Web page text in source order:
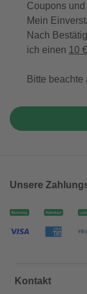
Coupons
Mein
Nach
ich einen 10
Bitte beachte
Unsere
Kontakt